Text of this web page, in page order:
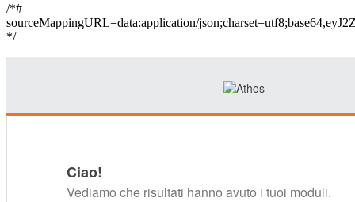
/*#
sourceMappingURL=data:application/
*/
Ciao!
Vediamo che risultati hanno avuto i tuoi moduli.